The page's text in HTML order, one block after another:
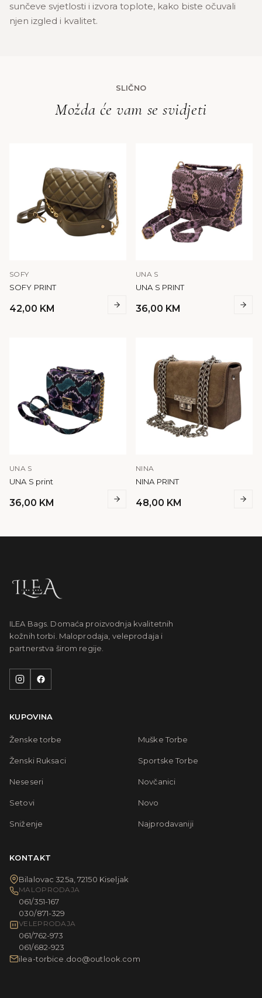
sunčeve svjetlosti i izvora toplote, kako biste očuvali
njen izgled i kvalitet.
SLIČNO
Možda će vam se svidjeti
SOFY
SOFY PRINT
42,00 KM
UNA S
UNA S PRINT
36,00 KM
UNA S
UNA S print
36,00 KM
NINA
NINA PRINT
48,00 KM
ILEA Bags. Domaća proizvodnja kvalitetnih
kožnih torbi. Maloprodaja, veleprodaja i
partnerstva širom regije.
KUPOVINA
Ženske torbe Muške Torbe
Ženski Ruksaci Sportske Torbe
Neseseri Novčanici
Setovi Novo
Sniženje Najprodavaniji
KONTAKT
Bilalovac 325a, 72150 Kiseljak
MALOPRODAJA
061/351-167
030/871-329
VELEPRODAJA
061/762-973
061/682-923
ilea-torbice.doo@outlook.com